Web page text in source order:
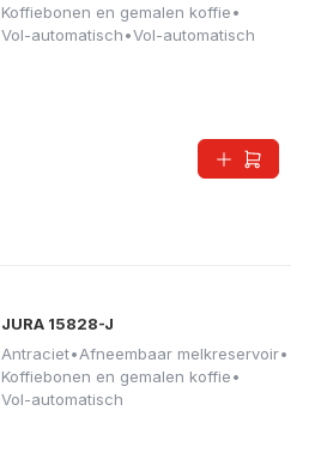
Koffiebonen en gemalen koffie•
Vol-automatisch•Vol-automatisch
JURA 15828-J
Antraciet•Afneembaar melkreservoir•
Koffiebonen en gemalen koffie•
Vol-automatisch